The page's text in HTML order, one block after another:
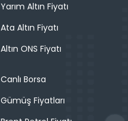
Yarım Altın Fiyatı
Ata Altın Fiyatı
Altın ONS Fiyatı
Canlı Borsa
Gümüş Fiyatları